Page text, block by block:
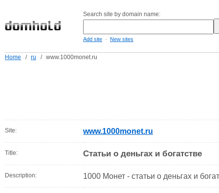
Search site by domain name:
Add site - New sites
Home / ru / www.1000monet.ru
Site: www.1000monet.ru
Title: Статьи о деньгах и богатстве
Description: 1000 Монет - статьи о деньгах и